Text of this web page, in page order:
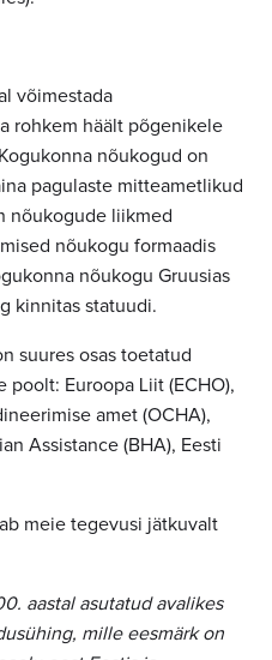
võimestada
rohkem häält põgenikele
nõukogud on
pagulaste mitteametlikud
nõukogude liikmed
nõukogu formaadis
nõukogu Gruusias
kinnitas statuudi.
suures osas toetatud
poolt: Euroopa Liit (ECHO),
amet (OCHA),
Assistance (BHA), Eesti
meie tegevusi jätkuvalt
aastal asutatud avalikes
mille eesmärk on